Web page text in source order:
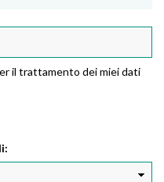
il trattamento dei miei dati